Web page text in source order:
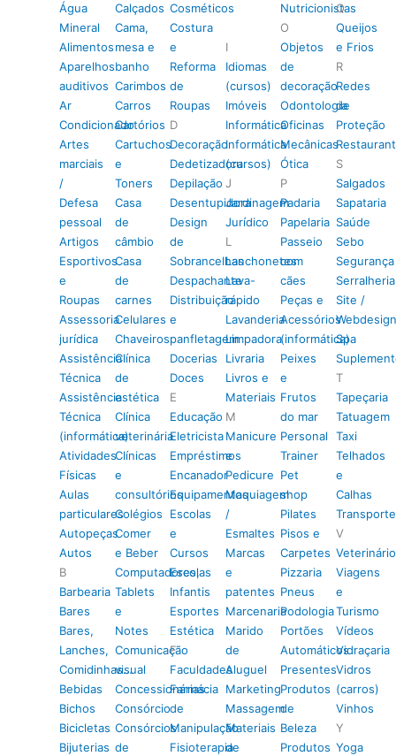
Água
Mineral
Alimentos
Aparelhos
auditivos
Ar
Condicionado
Artes
marciais
/
Defesa
pessoal
Artigos
Esportivos
e
Roupas
Assessoria
jurídica
Assistência
Técnica
Assistência
Técnica
(informática)
Atividades
Físicas
Aulas
particulares
Autopeças
Autos
B
Barbearia
Bares
Bares,
Lanches,
Comidinhas…
Bebidas
Bichos
Bicicletas
Bijuterias
Calçados
Cama,
mesa e
banho
Carimbos
Carros
Cartórios
Cartuchos
e
Toners
Casa
de
câmbio
Casa
de
carnes
Celulares
Chaveiros
Clínica
de
estética
Clínica
veterinária
Clínicas
e
consultórios
Colégios
Comer
e Beber
Computadores,
Tablets
e
Notes
Comunicação
visual
Concessionárias
Consórcio
Consórcios
de
Cosméticos
Costura
e
Reforma
de
Roupas
D
Decoração
Dedetizadora
Depilação
Desentupidora
Design
de
Sobrancelhas
Despachante
Distribuição
e
panfletagem
Docerias
Doces
E
Educação
Eletricista
Empréstimos
Encanador
Equipamentos
Escolas
e
Cursos
Escolas
Infantis
Esportes
Estética
F
Faculdades
Farmácia
de
Manipulação
Fisioterapia
I
Idiomas
(cursos)
Imóveis
Informática
Informática
(cursos)
J
Jardinagem
Jurídico
L
Lanchonetes
Lava-
rápido
Lavanderia
Limpadora
Livraria
Livros e
Materiais
M
Manicure
e
Pedicure
Maquiagem
/
Esmaltes
Marcas
e
patentes
Marcenaria
Marido
de
Aluguel
Marketing
Massagem
Materiais
de
Nutricionistas
O
Objetos
de
decoração
Odontologia
Oficinas
Mecânicas
Ótica
P
Padaria
Papelaria
Passeio
com
cães
Peças e
Acessórios
(informática)
Peixes
e
Frutos
do mar
Personal
Trainer
Pet
shop
Pilates
Pisos e
Carpetes
Pizzaria
Pneus
Podologia
Portões
Automáticos
Presentes
Produtos
de
Beleza
Produtos
Q
Queijos
e Frios
R
Redes
de
Proteção
S
Salgados
Sapataria
Saúde
Sebo
Segurança
Serralheria
Site /
Webdesign
Spa
T
Tapeçaria
Tatuagem
Taxi
Telhados
e
Calhas
V
Veterinário
Viagens
e
Turismo
Vídeos
Vidraçaria
Vidros
(carros)
Vinhos
Y
Yoga